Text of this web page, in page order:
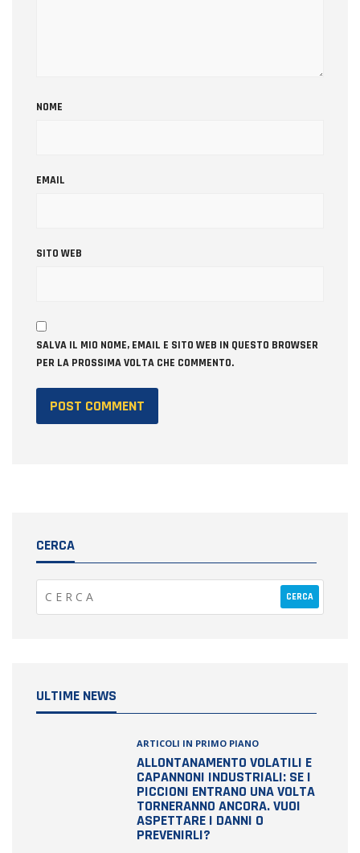
NOME
EMAIL
SITO WEB
SALVA IL MIO NOME, EMAIL E SITO WEB IN QUESTO BROWSER
PER LA PROSSIMA VOLTA CHE COMMENTO.
CERCA
ULTIME NEWS
ARTICOLI IN PRIMO PIANO
ALLONTANAMENTO VOLATILI E
CAPANNONI INDUSTRIALI: SE I
PICCIONI ENTRANO UNA VOLTA
TORNERANNO ANCORA. VUOI
ASPETTARE I DANNI O
PREVENIRLI?